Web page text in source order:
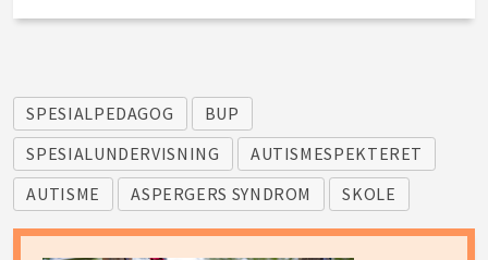
SPESIALPEDAGOG
BUP
SPESIALUNDERVISNING
AUTISMESPEKTERET
AUTISME
ASPERGERS SYNDROM SKOLE